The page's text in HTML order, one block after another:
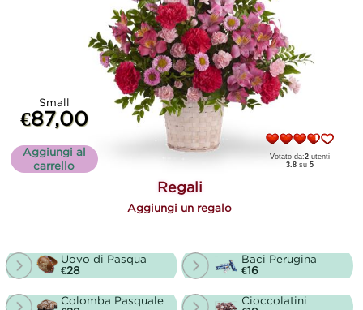
Small
€87,00
Aggiungi al
carrello
Votato da:2 utenti
3.8 su5
Regali
Aggiungi un regalo
Uovo di Pasqua
€28
Colomba Pasquale
Baci Perugina
€16
Cioccolatini